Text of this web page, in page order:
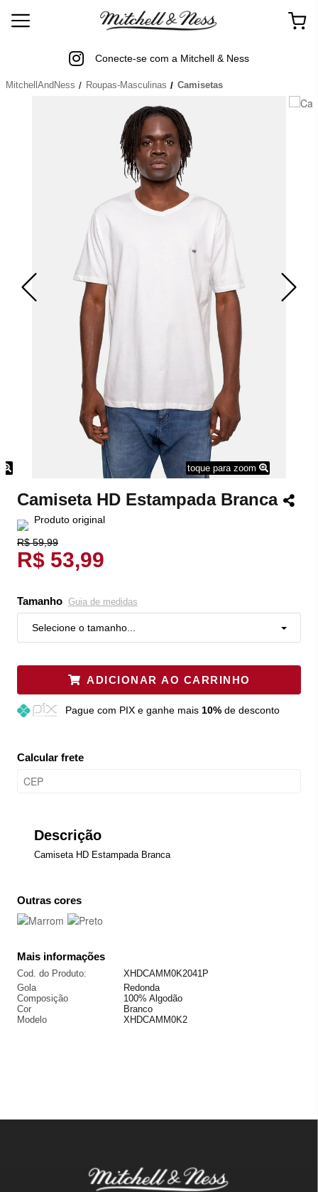
Conecte-se com a Mitchell & Ness
MitchellAndNess Roupas-Masculinas Camisetas
toque para zoom
Camiseta HD Estampada Branca
Produto original
R$ 59,99
R$ 53,99
Tamanho Guia de medidas
Selecione o tamanho...
ADICIONAR AO CARRINHO
Pague com PIX e ganhe mais 10%de desconto
Calcular frete
Descrição
Camiseta HD Estampada Branca
Outras cores
Mais informações
Cod. do Produto:
XHDCAMM0K2041P
Gola
Redonda
Composição
100% Algodão
Cor
Branco
Modelo
XHDCAMM0K2